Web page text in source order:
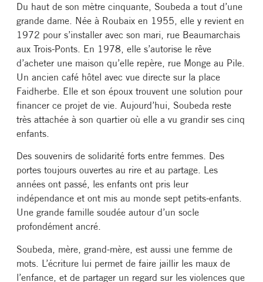
Du haut de son mètre cinquante, Soubeda a tout d’une
grande dame. Née à Roubaix en 1955, elle y revient en
1972 pour s’installer avec son mari, rue Beaumarchais
aux Trois-Ponts. En 1978, elle s’autorise le rêve
d’acheter une maison qu’elle repère, rue Monge au Pile.
Un ancien café hôtel avec vue directe sur la place
Faidherbe. Elle et son époux trouvent une solution pour
financer ce projet de vie. Aujourd’hui, Soubeda reste
très attachée à son quartier où elle a vu grandir ses cinq
enfants.
Des souvenirs de solidarité forts entre femmes. Des
portes toujours ouvertes au rire et au partage. Les
années ont passé, les enfants ont pris leur
indépendance et ont mis au monde sept petits-enfants.
Une grande famille soudée autour d’un socle
profondément ancré.
Soubeda, mère, grand-mère, est aussi une femme de
mots. L’écriture lui permet de faire jaillir les maux de
l’enfance, et de partager un regard sur les violences que